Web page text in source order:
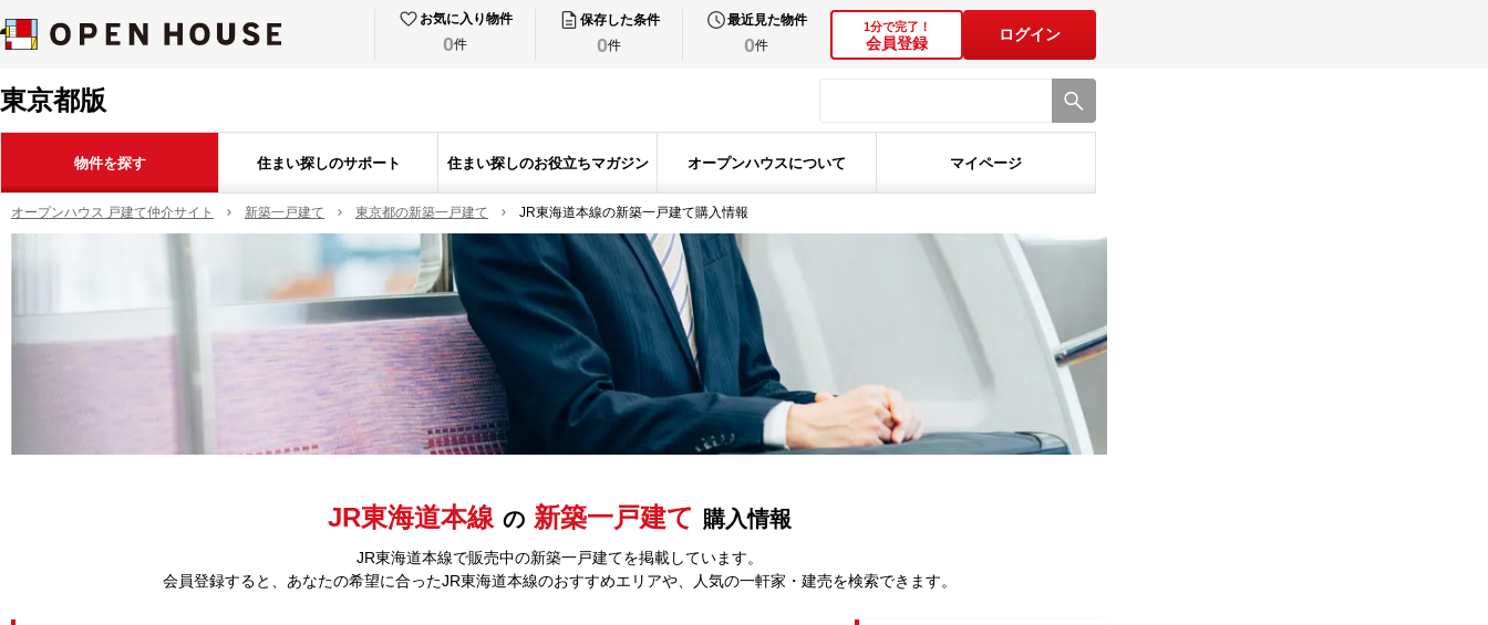
お気に入り物件
0件
保存した条件
0件
最近見た物件
0件
1分で完了！
会員登録
ログイン
東京都版
物件を探す 住まい探しのサポート 住まい探しのお役立ちマガジン オープンハウスについて マイページ
オープンハウス 戸建て仲介サイト 新築一戸建て 東京都の新築一戸建て JR東海道本線の新築一戸建て購入情報
JR東海道本線 の 新築一戸建て 購入情報
JR東海道本線で販売中の新築一戸建てを掲載しています。
会員登録すると、あなたの希望に合ったJR東海道本線のおすすめエリアや、人気の一軒家・建売を検索できます。